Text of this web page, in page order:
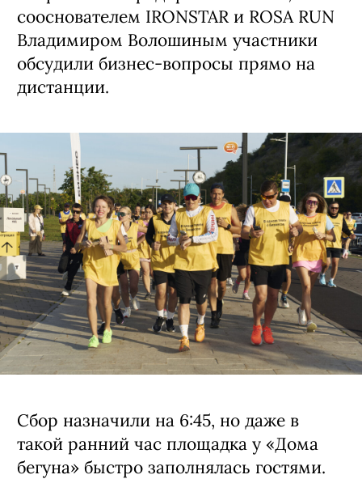
сооснователем IRONSTAR и ROSA RUN
Владимиром Волошиным участники
обсудили бизнес-вопросы прямо на
дистанции.
Сбор назначили на 6:45, но даже в
такой ранний час площадка у «Дома
бегуна» быстро заполнялась гостями.